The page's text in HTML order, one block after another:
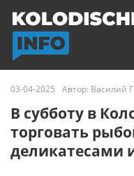
03-04-2025 Автор: Василий
В субботу в
торговать
деликатесами